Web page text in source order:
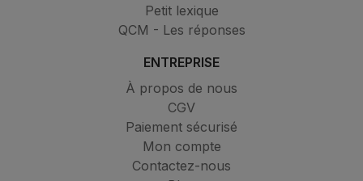
Petit lexique
QCM - Les réponses
ENTREPRISE
À propos de nous
CGV
Paiement sécurisé
Mon compte
Contactez-nous